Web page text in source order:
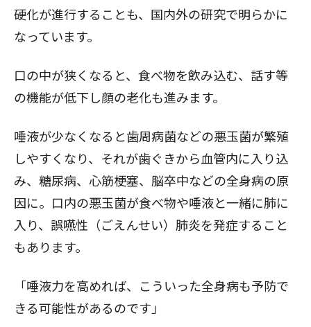
硬化が進行することも、国内外の研究で明らかに
なっています。
口の中が狭くなると、食べ物を飲み込む、話す等
の機能が低下し顔の老化も進みます。
唾液が少なくなると歯周病菌などの悪玉菌が繁殖
しやすくなり、それが歯ぐきから血管内に入り込
み、糖尿病、心筋梗塞、脳卒中などの全身病の原
因に。口内の悪玉菌が食べ物や唾液と一緒に肺に
入り、誤嚥性（ごえんせい）肺炎を発症すること
もあります。
「唾液力を高めれば、こういった全身病も予防で
きる可能性があるのです」